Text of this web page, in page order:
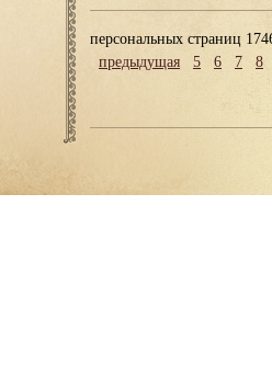
персональных страниц
предыдущая
5 6 7 8